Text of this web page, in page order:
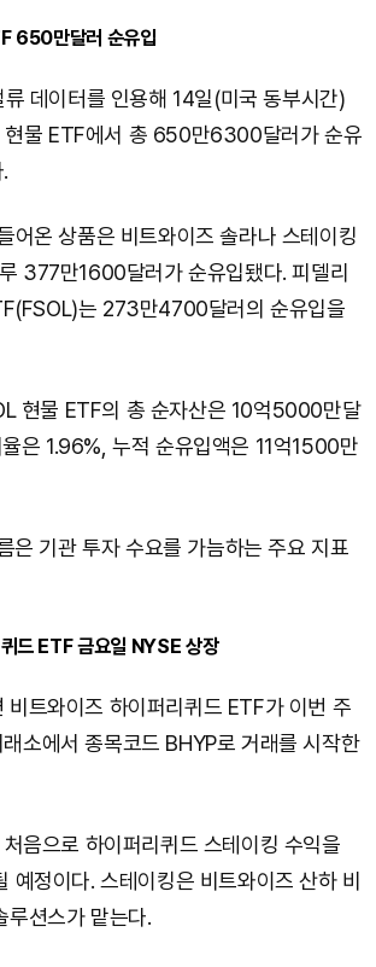
650만달러 순유입
데이터를 인용해 14일(미국 동부시간)
현물 ETF에서 총 650만6300달러가 순유
어온 상품은 비트와이즈 솔라나 스테이킹
377만1600달러가 순유입됐다. 피델리
는 273만4700달러의 순유입을
현물 ETF의 총 순자산은 10억5000만달
은 1.96%, 누적 순유입액은 11억1500만
은 기관 투자 수요를 가늠하는 주요 지표
드 ETF 금요일 NYSE 상장
비트와이즈 하이퍼리퀴드 ETF가 이번 주
소에서 종목코드 BHYP로 거래를 시작한
음으로 하이퍼리퀴드 스테이킹 수익을
예정이다. 스테이킹은 비트와이즈 산하 비
루션스가 맡는다.